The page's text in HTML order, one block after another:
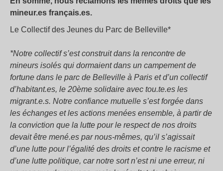
mineur.es français.es.
Le Collectif des Jeunes du Parc de Belleville*
*Notre collectif s’est construit dans la rencontre de
mineurs isolés qui dormaient dans un campement de
fortune dans le parc de Belleville à Paris et d’un collectif
d’habitant.es, le 20ème solidaire avec tou.te.es les
migrant.e.s. Notre confiance mutuelle s’est forgée dans
les échanges et les actions menées ensemble, à partir de
la conviction que la lutte pour le respect de nos droits
devait être mené.es par nous-mêmes, qu’il s’agissait
d’une lutte pour l’égalité des droits et contre le racisme et
d’une lutte politique, car notre sort n’est ni une erreur, ni